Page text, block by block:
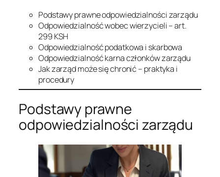
Podstawy prawne odpowiedzialności zarządu
Odpowiedzialność wobec wierzycieli – art.
299 KSH
Odpowiedzialność podatkowa i skarbowa
Odpowiedzialność karna członków zarządu
Jak zarząd może się chronić – praktyka i
procedury
Podstawy prawne
odpowiedzialności zarządu